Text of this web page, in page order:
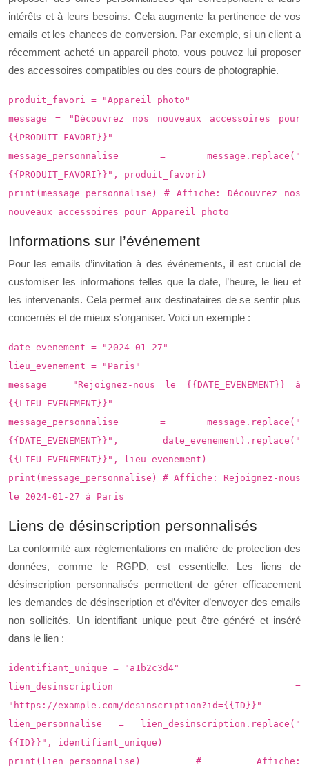
intérêts et à leurs besoins. Cela augmente la pertinence de vos
emails et les chances de conversion. Par exemple, si un client a
récemment acheté un appareil photo, vous pouvez lui proposer
des accessoires compatibles ou des cours de photographie.
produit_favori = "Appareil photo"
message = "Découvrez nos nouveaux accessoires pour
{{PRODUIT_FAVORI}}"
message_personnalise = message.replace("
{{PRODUIT_FAVORI}}", produit_favori)
print(message_personnalise) # Affiche: Découvrez nos
nouveaux accessoires pour Appareil photo
Informations sur l’événement
Pour les emails d’invitation à des événements, il est crucial de
customiser les informations telles que la date, l’heure, le lieu et
les intervenants. Cela permet aux destinataires de se sentir plus
concernés et de mieux s’organiser. Voici un exemple :
date_evenement = "2024-01-27"
lieu_evenement = "Paris"
message = "Rejoignez-nous le {{DATE_EVENEMENT}} à
{{LIEU_EVENEMENT}}"
message_personnalise = message.replace("
{{DATE_EVENEMENT}}", date_evenement).replace("
{{LIEU_EVENEMENT}}", lieu_evenement)
print(message_personnalise) # Affiche: Rejoignez-nous
le 2024-01-27 à Paris
Liens de désinscription personnalisés
La conformité aux réglementations en matière de protection des
données, comme le RGPD, est essentielle. Les liens de
désinscription personnalisés permettent de gérer efficacement
les demandes de désinscription et d’éviter d’envoyer des emails
non sollicités. Un identifiant unique peut être généré et inséré
dans le lien :
identifiant_unique = "a1b2c3d4"
lien_desinscription =
"https://example.com/desinscription?id={{ID}}"
lien_personnalise = lien_desinscription.replace("
{{ID}}", identifiant_unique)
print(lien_personnalise) # Affiche: